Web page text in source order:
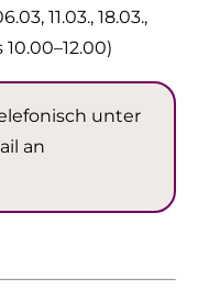
11.03., 18.03.,
10.00–12.00)
unter
an